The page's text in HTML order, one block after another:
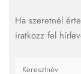
Ha szeretnél
iratkozz fel